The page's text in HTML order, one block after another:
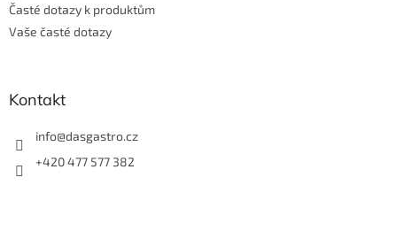
Časté dotazy k produktům
Vaše časté dotazy
Kontakt
info@dasgastro.cz
+420 477 577 382